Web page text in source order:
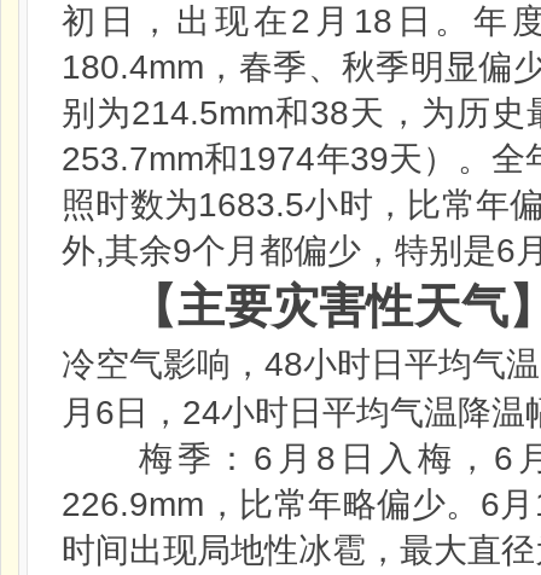
初日，出现在2 月 18 日 。年
180.4mm ，春季、秋季明显偏
别为214.5mm和38天，为历史
253.7mm和1974年39天）。全
照时数为1683.5小时，比常年
外,其余9个月都偏少，特别是6
【主要灾害性天气
冷空气影响， 48小时日平均气
月 6 日 ， 24小时日平均气温降温
梅季： 6 月 8 日 入梅， 6
226.9mm ，比常年略偏少。 6月
时间出现局地性冰雹，最大直